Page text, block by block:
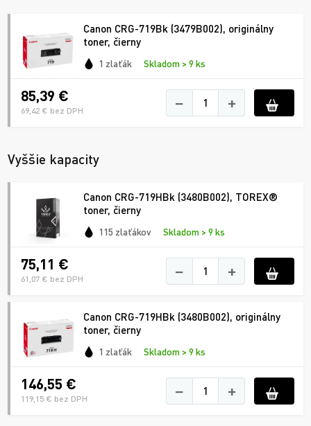
Canon CRG-719Bk (3479B002), originálny
toner, čierny
1 zlaťák Skladom > 9 ks
85,39 €
69,42 € bez DPH − +
Vyššie kapacity
Canon CRG-719HBk (3480B002), TOREX®
toner, čierny
115 zlaťákov Skladom > 9 ks
75,11 €
61,07 € bez DPH − +
Canon CRG-719HBk (3480B002), originálny
toner, čierny
1 zlaťák Skladom > 9 ks
146,55 €
119,15 € bez DPH − +